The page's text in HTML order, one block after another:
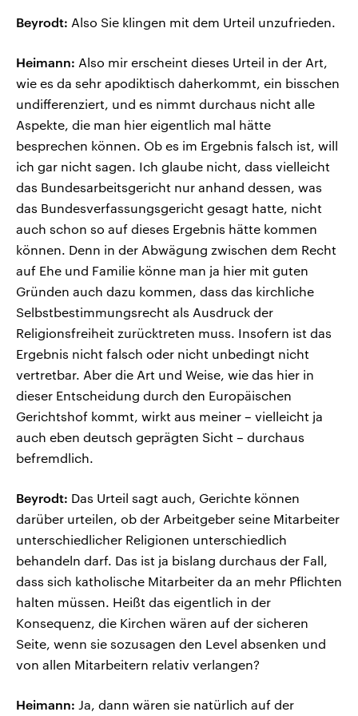
Beyrodt: Also Sie klingen mit dem Urteil unzufrieden.
Heimann: Also mir erscheint dieses Urteil in der Art,
wie es da sehr apodiktisch daherkommt, ein bisschen
undifferenziert, und es nimmt durchaus nicht alle
Aspekte, die man hier eigentlich mal hätte
besprechen können. Ob es im Ergebnis falsch ist, will
ich gar nicht sagen. Ich glaube nicht, dass vielleicht
das Bundesarbeitsgericht nur anhand dessen, was
das Bundesverfassungsgericht gesagt hatte, nicht
auch schon so auf dieses Ergebnis hätte kommen
können. Denn in der Abwägung zwischen dem Recht
auf Ehe und Familie könne man ja hier mit guten
Gründen auch dazu kommen, dass das kirchliche
Selbstbestimmungsrecht als Ausdruck der
Religionsfreiheit zurücktreten muss. Insofern ist das
Ergebnis nicht falsch oder nicht unbedingt nicht
vertretbar. Aber die Art und Weise, wie das hier in
dieser Entscheidung durch den Europäischen
Gerichtshof kommt, wirkt aus meiner – vielleicht ja
auch eben deutsch geprägten Sicht – durchaus
befremdlich.
Beyrodt: Das Urteil sagt auch, Gerichte können
darüber urteilen, ob der Arbeitgeber seine Mitarbeiter
unterschiedlicher Religionen unterschiedlich
behandeln darf. Das ist ja bislang durchaus der Fall,
dass sich katholische Mitarbeiter da an mehr Pflichten
halten müssen. Heißt das eigentlich in der
Konsequenz, die Kirchen wären auf der sicheren
Seite, wenn sie sozusagen den Level absenken und
von allen Mitarbeitern relativ verlangen?
Heimann: Ja, dann wären sie natürlich auf der